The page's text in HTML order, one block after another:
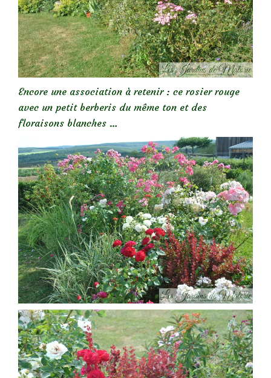
Encore une association à retenir : ce rosier rouge
avec un petit berberis du même ton et des
floraisons blanches …